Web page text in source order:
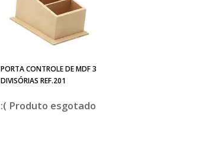
PORTA CONTROLE DE MDF 3
DIVISÓRIAS REF.201
esgotado